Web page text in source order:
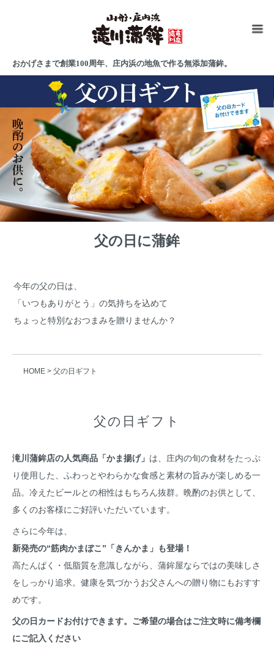
おかげさまで創業100周年、庄内浜の地魚で作る無添加蒲鉾。
父の日に蒲鉾
今年の父の日は、
「いつもありがとう」の気持ちを込めて
ちょっと特別なおつまみを贈りませんか？
HOME > 父の日ギフト
父の日ギフト
滝川蒲鉾店の人気商品「かま揚げ」 は、庄内の旬の食材をたっぷ
り使用した、ふわっとやわらかな食感と素材の旨みが楽しめる一
品。冷えたビールとの相性はもちろん抜群。晩酌のお供として、
多くのお客様にご好評いただいています。
さらに今年は、
新発売の“筋肉かまぼこ”「きんかま」も登場！
高たんぱく・低脂質を意識しながら、蒲鉾屋ならではの美味しさ
をしっかり追求。健康を気づかうお父さんへの贈り物にもおすす
めです。
父の日カードお付けできます。ご希望の場合はご注文時に備考欄
にご記入ください